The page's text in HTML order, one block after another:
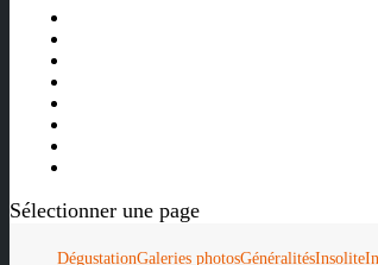
Sélectionner une page
DégustationGaleries photosGénéralitésInsolite